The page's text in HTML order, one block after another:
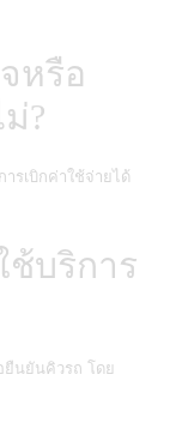
หรือ
?
ารเบิกค่าใช้จ่ายได้
ช้บริการ
ยืนยันคิวรถ โดย